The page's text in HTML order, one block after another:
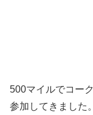
500マイルでコー
参加してきました。